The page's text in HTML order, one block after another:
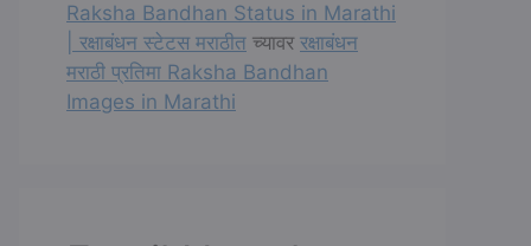
Raksha Bandhan Status in Marathi
| रक्षाबंधन स्टेटस मराठीत च्यावर रक्षाबंधन
मराठी प्रतिमा Raksha Bandhan
Images in Marathi